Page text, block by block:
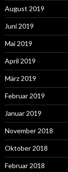
August 2019
Juni 2019
Mai 2019
April 2019
März 2019
Februar 2019
Januar 2019
November 2018
Oktober 2018
Februar 2018